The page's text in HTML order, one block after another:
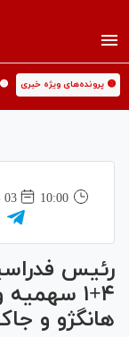
🟡 پرونده‌های ویژه خبری
10:00
03 خرداد 1405
رئیس
۴+۱
هانگژو و